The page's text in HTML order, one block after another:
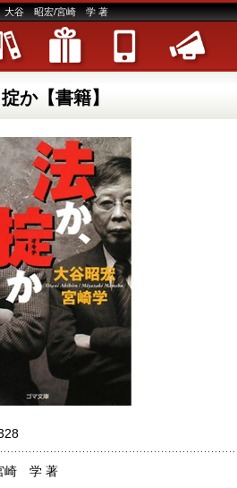
大谷 昭宏/宮崎 学 著
か【書籍】
崎 学 著